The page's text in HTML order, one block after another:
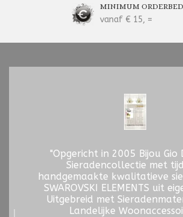
MINIMUM
vanaf € 15, =
"Opgericht in 2005 Bijou Gio
Sieradencollectie met
handgemaakte kwalitatieve
SWAROVSKI ELEMENTS uit
Uitgebreid met
Landelijke